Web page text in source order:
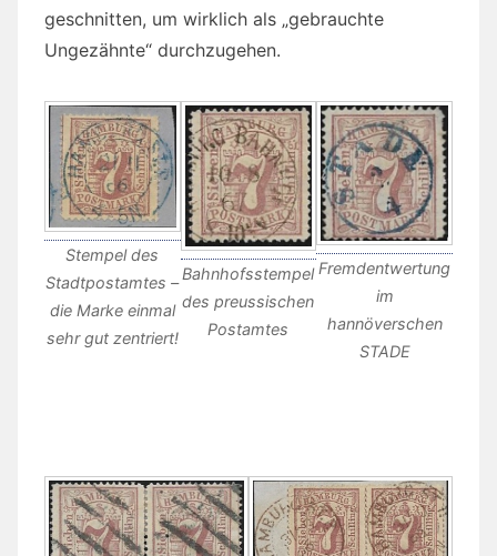
geschnitten, um wirklich als „gebrauchte
Ungezähnte“ durchzugehen.
Stempel des
Stadtpostamtes –
die Marke einmal
sehr gut zentriert!
Bahnhofsstempel
des preussischen
Postamtes
Fremdentwertung
im
hannöverschen
STADE